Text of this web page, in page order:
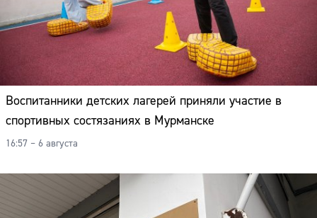
Воспитанники детских лагерей приняли участие в
спортивных состязаниях в Мурманске
16:57 – 6 августа